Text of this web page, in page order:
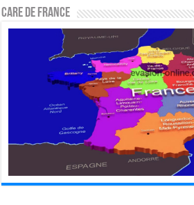
CARE DE FRANCE